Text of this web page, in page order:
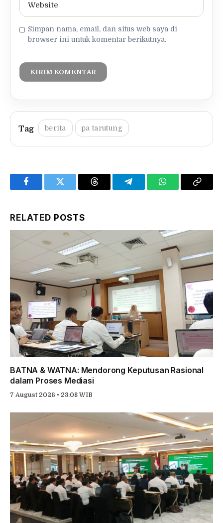
Simpan nama, email, dan situs web saya di
browser ini untuk komentar berikutnya.
berita pa tarutung
FacebookTwitter Threads TelegramWhatsAppCopy
RELATED POSTS
BATNA & WATNA: Mendorong Keputusan Rasional
dalam Proses Mediasi
7 August 2026 • 23:08 WIB